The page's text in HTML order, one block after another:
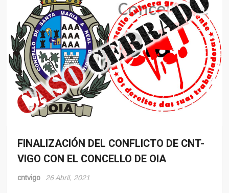
Conflito
FINALIZACIÓN DEL CONFLICTO DE CNT-
VIGO CON EL CONCELLO DE OIA
cntvigo 26 Abril, 2021